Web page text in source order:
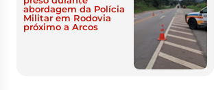
abordagem da Polícia
Militar em Rodovia
próximo a Arcos